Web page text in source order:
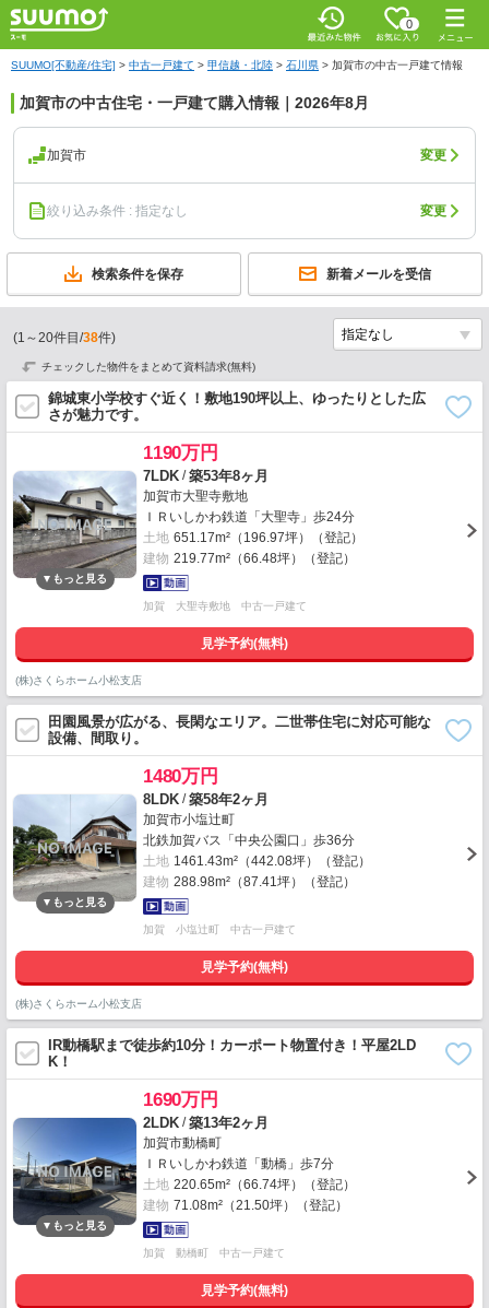
0
SUUMO[不動産/住宅] > 中古一戸建て > 甲信越・北陸 > 石川県 > 加賀市の中古一戸建て情報
加賀市の中古住宅・一戸建て購入情報｜2026年8月
加賀市 変更
絞り込み条件 : 指定なし 変更
検索条件を保存 新着メールを受信
(1 ～20件目/38件)
チェックした物件をまとめて資料請求(無料)
錦城東小学校すぐ近く！敷地190坪以上、ゆったりとした広
さが魅力です。
1190万円
7LDK /築53年8ヶ月
加賀市大聖寺敷地
ＩＲいしかわ鉄道「大聖寺」歩24分
土地 651.17m²（196.97坪）（登記）
建物 219.77m²（66.48坪）（登記）
加賀 大聖寺敷地 中古一戸建て
見学予約(無料)
(株)さくらホーム小松支店
田園風景が広がる、長閑なエリア。二世帯住宅に対応可能な
設備、間取り。
1480万円
8LDK /築58年2ヶ月
加賀市小塩辻町
北鉄加賀バス「中央公園口」歩36分
土地 1461.43m²（442.08坪）（登記）
建物 288.98m²（87.41坪）（登記）
加賀 小塩辻町 中古一戸建て
見学予約(無料)
(株)さくらホーム小松支店
IR動橋駅まで徒歩約10分！カーポート物置付き！平屋2LD
K！
1690万円
2LDK /築13年2ヶ月
加賀市動橋町
ＩＲいしかわ鉄道「動橋」歩7分
土地 220.65m²（66.74坪）（登記）
建物 71.08m²（21.50坪）（登記）
加賀 動橋町 中古一戸建て
見学予約(無料)